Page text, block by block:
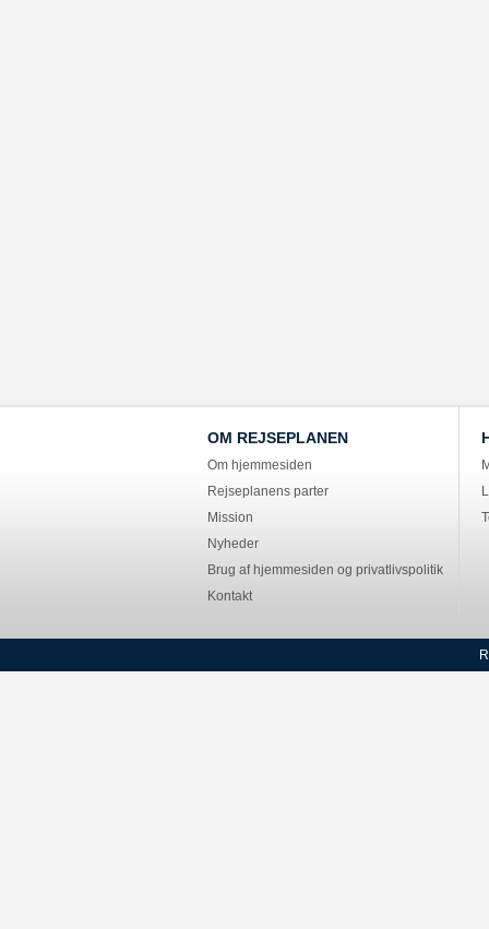
OM REJSEPLANEN
Om hjemmesiden
Rejseplanens parter
Mission
Nyheder
Brug af hjemmesiden og privatlivspolitik
Kontakt